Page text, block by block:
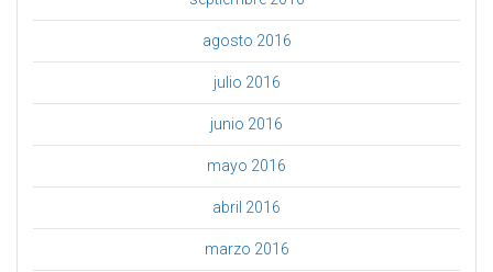
agosto 2016
julio 2016
junio 2016
mayo 2016
abril 2016
marzo 2016